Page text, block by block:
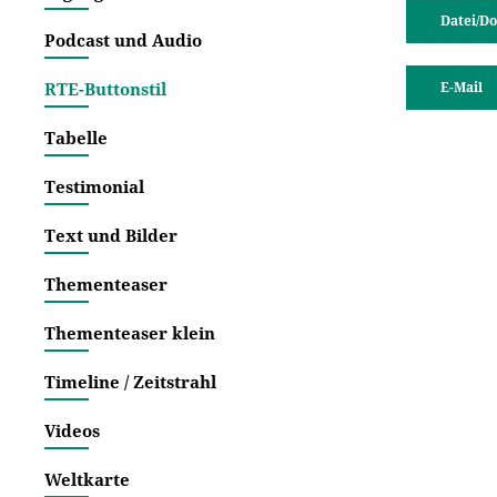
Podcast und Audio
RTE-Buttonstil
Tabelle
Testimonial
Text und Bilder
Thementeaser
Thementeaser klein
Timeline / Zeitstrahl
Videos
Weltkarte
Datei/
E-Mail